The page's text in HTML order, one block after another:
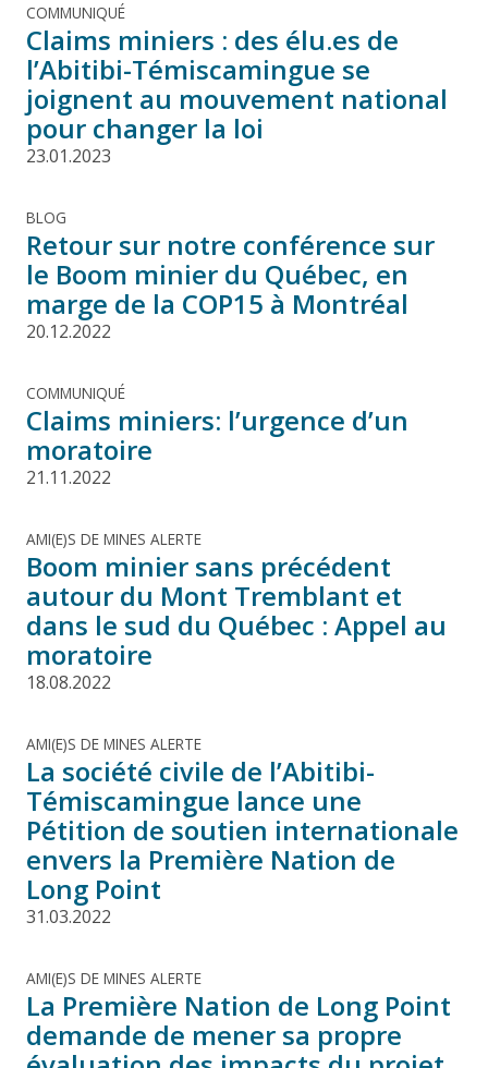
COMMUNIQUÉ
Claims miniers : des élu.es de
l’Abitibi-Témiscamingue se
joignent au mouvement national
pour changer la loi
23.01.2023
BLOG
Retour sur notre conférence sur
le Boom minier du Québec, en
marge de la COP15 à Montréal
20.12.2022
COMMUNIQUÉ
Claims miniers: l’urgence d’un
moratoire
21.11.2022
AMI(E)S DE MINES ALERTE
Boom minier sans précédent
autour du Mont Tremblant et
dans le sud du Québec : Appel au
moratoire
18.08.2022
AMI(E)S DE MINES ALERTE
La société civile de l’Abitibi-
Témiscamingue lance une
Pétition de soutien internationale
envers la Première Nation de
Long Point
31.03.2022
AMI(E)S DE MINES ALERTE
La Première Nation de Long Point
demande de mener sa propre